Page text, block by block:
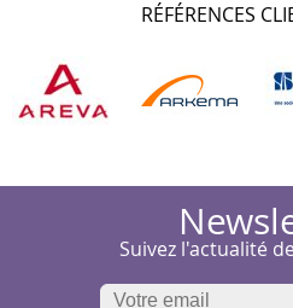
RÉFÉRENCES
Suivez l'actualité